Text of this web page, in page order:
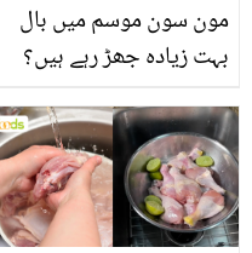
مون سون موسم میں بال
بہت زیادہ جھڑ رہے ہیں؟
بنانے کے چند قدرتی طریقے